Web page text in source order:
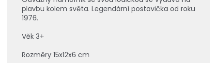
plavbu kolem světa. Legendární postavička od roku
1976.
Věk 3+
Rozměry 15x12x6 cm